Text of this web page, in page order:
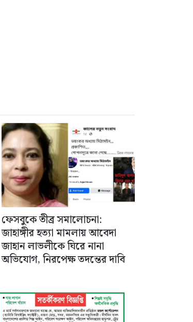
ফেসবুকে তীব্র সমালোচনা:
জাহাঙ্গীর হত্যা মামলায় আবেদা
জাহান লাভলীকে ঘিরে নানা
অভিযোগ, নিরপেক্ষ তদন্তের দাবি